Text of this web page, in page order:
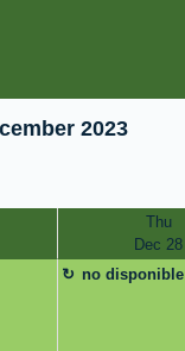
2023
Thu
Dec 28
no disponible